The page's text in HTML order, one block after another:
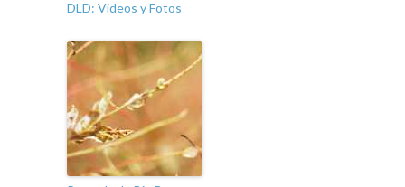
DLD: Videos y Fotos